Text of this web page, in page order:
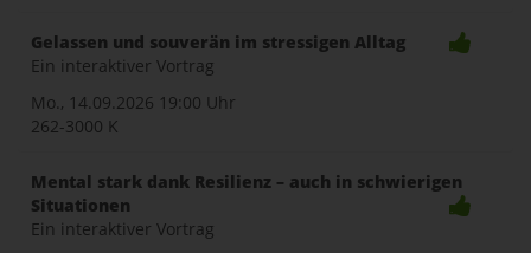
Gelassen und souverän im stressigen Alltag
Ein interaktiver Vortrag
Mo., 14.09.2026 19:00 Uhr
262-3000 K
Mental stark dank Resilienz – auch in schwierigen
Situationen
Ein interaktiver Vortrag